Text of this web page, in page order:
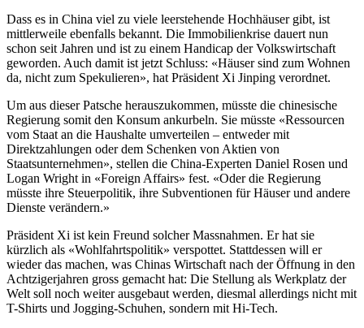
Dass es in China viel zu viele leerstehende Hochhäuser gibt, ist
mittlerweile ebenfalls bekannt. Die Immobilienkrise dauert nun
schon seit Jahren und ist zu einem Handicap der Volkswirtschaft
geworden. Auch damit ist jetzt Schluss: «Häuser sind zum Wohnen
da, nicht zum Spekulieren», hat Präsident Xi Jinping verordnet.
Um aus dieser Patsche herauszukommen, müsste die chinesische
Regierung somit den Konsum ankurbeln. Sie müsste «Ressourcen
vom Staat an die Haushalte umverteilen – entweder mit
Direktzahlungen oder dem Schenken von Aktien von
Staatsunternehmen», stellen die China-Experten Daniel Rosen und
Logan Wright in «Foreign Affairs» fest. «Oder die Regierung
müsste ihre Steuerpolitik, ihre Subventionen für Häuser und andere
Dienste verändern.»
Präsident Xi ist kein Freund solcher Massnahmen. Er hat sie
kürzlich als «Wohlfahrtspolitik» verspottet. Stattdessen will er
wieder das machen, was Chinas Wirtschaft nach der Öffnung in den
Achtzigerjahren gross gemacht hat: Die Stellung als Werkplatz der
Welt soll noch weiter ausgebaut werden, diesmal allerdings nicht mit
T-Shirts und Jogging-Schuhen, sondern mit Hi-Tech.